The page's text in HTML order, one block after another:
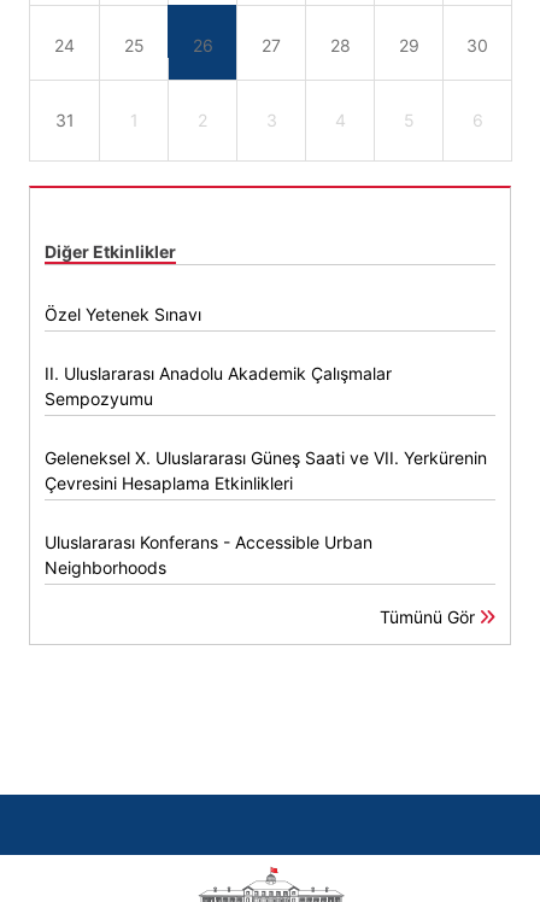
24 25 26 27 28 29 30
31 1 2 3 4 5 6
Diğer Etkinlikler
Özel Yetenek Sınavı
II. Uluslararası Anadolu Akademik Çalışmalar
Sempozyumu
Geleneksel X. Uluslararası Güneş Saati ve VII. Yerkürenin
Çevresini Hesaplama Etkinlikleri
Uluslararası Konferans - Accessible Urban
Neighborhoods
Tümünü Gör